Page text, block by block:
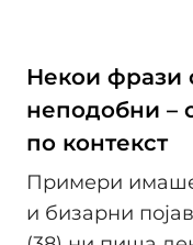
Некои фрази
неподобни –
по контекст
Примери
и бизарни